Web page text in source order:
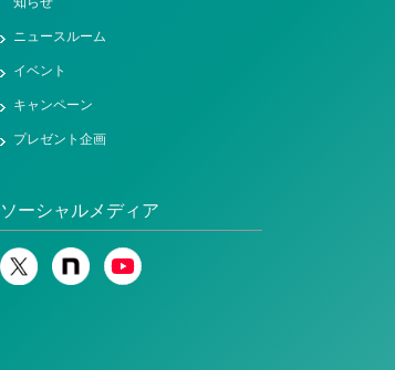
ニュースルーム
イベント
キャンペーン
プレゼント企画
ソーシャルメディア